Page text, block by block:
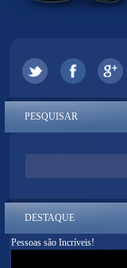
PESQUISAR
DESTAQUE
Pessoas são Incríveis!